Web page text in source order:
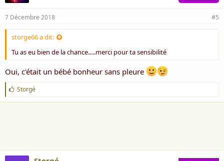
7 Décembre 2018 #5
storge66 a dit:
Tu as eu bien de la chance.....merci pour ta sensibilité
Oui, c'était un bébé bonheur sans pleure
J
'
a
Storgé